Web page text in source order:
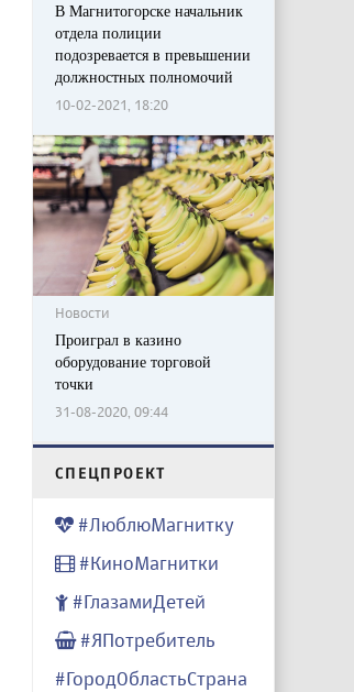
В Магнитогорске начальник
отдела полиции
подозревается в превышении
должностных полномочий
10-02-2021, 18:20
Новости
Проиграл в казино
оборудование торговой
точки
31-08-2020, 09:44
CПЕЦПРОЕКТ
#ЛюблюМагнитку
#КиноМагнитки
#ГлазамиДетей
#ЯПотребитель
#ГородОбластьСтрана